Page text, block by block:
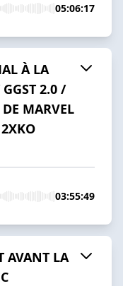
05:06:17
À LA
2.0 /
DE MARVEL
03:55:49
AVANT LA